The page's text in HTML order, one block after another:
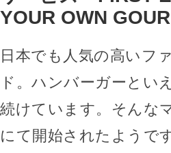
YOUR OWN
日本でも人気の高いフ
ド。ハンバーガーとい
続けています。そんな
にて開始されたようで